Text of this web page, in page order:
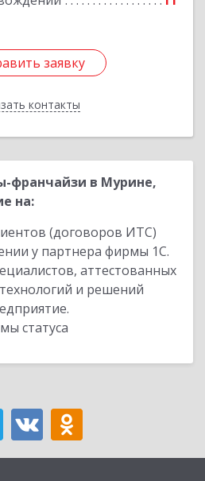
заявку
контакты
заявку
Назад
франчайзи в Мурине,
на:
(договоров ИТС)
у партнера фирмы 1С.
аттестованных
и решений
статуса